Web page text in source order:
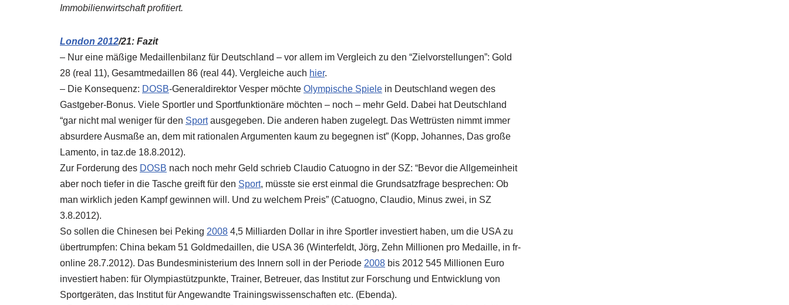
Immobilienwirtschaft profitiert.
London 2012/21: Fazit
– Nur eine mäßige Medaillenbilanz für Deutschland – vor allem im Vergleich zu den “Zielvorstellungen”: Gold
28 (real 11), Gesamtmedaillen 86 (real 44). Vergleiche auch hier.
– Die Konsequenz: DOSB-Generaldirektor Vesper möchte Olympische Spiele in Deutschland wegen des
Gastgeber-Bonus. Viele Sportler und Sportfunktionäre möchten – noch – mehr Geld. Dabei hat Deutschland
“gar nicht mal weniger für den Sportausgegeben. Die anderen haben zugelegt. Das Wettrüsten nimmt immer
absurdere Ausmaße an, dem mit rationalen Argumenten kaum zu begegnen ist” (Kopp, Johannes, Das große
Lamento, in taz.de 18.8.2012).
Zur Forderung des DOSB nach noch mehr Geld schrieb Claudio Catuogno in der SZ: “Bevor die Allgemeinheit
aber noch tiefer in die Tasche greift für den Sport, müsste sie erst einmal die Grundsatzfrage besprechen: Ob
man wirklich jeden Kampf gewinnen will. Und zu welchem Preis” (Catuogno, Claudio, Minus zwei, in SZ
3.8.2012).
So sollen die Chinesen bei Peking 2008 4,5 Milliarden Dollar in ihre Sportler investiert haben, um die USA zu
übertrumpfen: China bekam 51 Goldmedaillen, die USA 36 (Winterfeldt, Jörg, Zehn Millionen pro Medaille, in fr-
online 28.7.2012). Das Bundesministerium des Innern soll in der Periode 2008 bis 2012 545 Millionen Euro
investiert haben: für Olympiastützpunkte, Trainer, Betreuer, das Institut zur Forschung und Entwicklung von
Sportgeräten, das Institut für Angewandte Trainingswissenschaften etc. (Ebenda).